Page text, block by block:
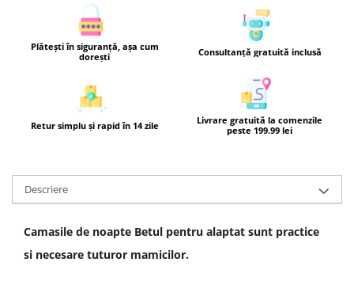
Plătești în siguranță, așa cum
dorești
Consultanță gratuită inclusă
Retur simplu și rapid în 14 zile
Livrare gratuită la comenzile
peste 199.99 lei
Descriere
Camasile de noapte Betul pentru alaptat sunt practice
si necesare tuturor mamicilor.